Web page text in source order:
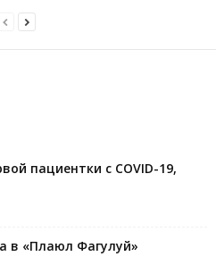
пациентки с COVID-19,
в «Плаюл Фагулуй»